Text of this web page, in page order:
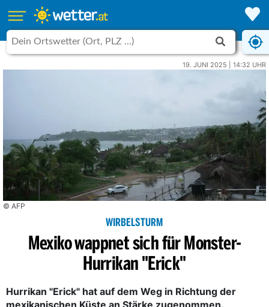
19. JUNI 2025 | 14:32 UHR
© AFP
WIRBELSTURM
Mexiko wappnet sich für Monster-
Hurrikan "Erick"
Hurrikan "Erick" hat auf dem Weg in Richtung der
mexikanischen Küste an Stärke zugenommen.